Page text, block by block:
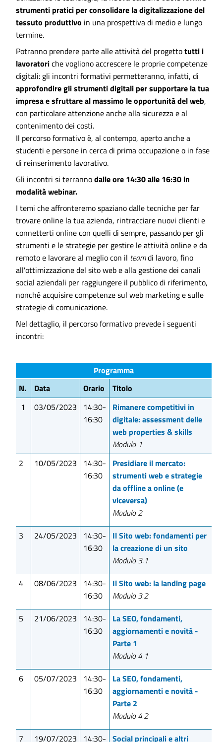
strumenti pratici per consolidare la digitalizzazione del
tessuto produttivo in una prospettiva di medio e lungo
termine.
Potranno prendere parte alle attività del progettotutti i
lavoratoriche vogliono accrescere le proprie competenze
digitali: gli incontri formativi permetteranno, infatti, di
approfondire gli strumenti digitali per supportare la tua
impresa e sfruttare al massimo le opportunità del web,
con particolare attenzione anche alla sicurezza e al
contenimento dei costi.
Il percorso formativo è, al contempo, aperto anche a
studenti e persone in cerca di prima occupazione o in fase
di reinserimento lavorativo.
Gli incontri si terrannodalle ore 14:30 alle 16:30 in
modalità webinar.
I temi che affronteremo spaziano dalle tecniche per far
trovare online la tua azienda, rintracciare nuovi clienti e
connetterti online con quelli di sempre, passando per gli
strumenti e le strategie per gestire le attività online e da
remoto e lavorare al meglio con il teamdi lavoro, fino
all'ottimizzazione del sito web e alla gestione dei canali
social aziendali per raggiungere il pubblico di riferimento,
nonché acquisire competenze sul web marketing e sulle
strategie di comunicazione.
Nel dettaglio, il percorso formativo prevede i seguenti
incontri:
Programma
N.
Data Orario
Titolo
1
03/05/2023
14:30-
16:30
Rimanere competitivi in
digitale: assessment delle
web properties & skills
Modulo 1
2
10/05/2023
14:30-
16:30
Presidiare il mercato:
strumenti web e strategie
da offline a online (e
viceversa)
Modulo 2
3
24/05/2023
14:30-
16:30
Il Sito web: fondamenti per
la creazione di un sito
Modulo 3.1
4
08/06/2023
14:30-
16:30
Il Sito web: la landing page
Modulo 3.2
5
21/06/2023
14:30-
16:30
La SEO, fondamenti,
aggiornamenti e novità -
Parte 1
Modulo 4.1
6
05/07/2023
14:30-
16:30
La SEO, fondamenti,
aggiornamenti e novità -
Parte 2
Modulo 4.2
7
19/07/2023 14:30- Social principali e altri